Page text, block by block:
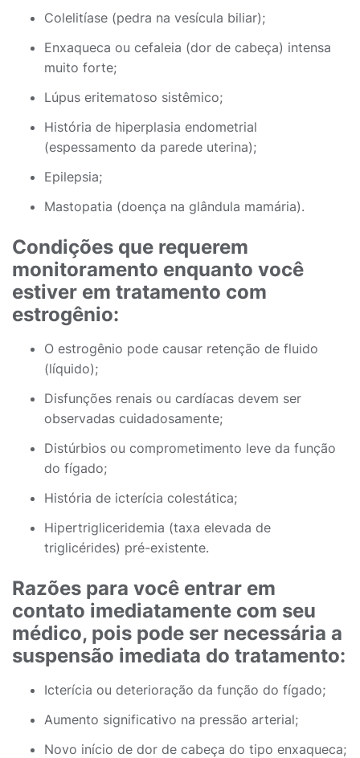
Colelitíase (pedra na vesícula biliar);
Enxaqueca ou cefaleia (dor de cabeça) intensa
muito forte;
Lúpus eritematoso sistêmico;
História de hiperplasia endometrial
(espessamento da parede uterina);
Epilepsia;
Mastopatia (doença na glândula mamária).
Condições que requerem
monitoramento enquanto você
estiver em tratamento com
estrogênio:
O estrogênio pode causar retenção de fluido
(líquido);
Disfunções renais ou cardíacas devem ser
observadas cuidadosamente;
Distúrbios ou comprometimento leve da função
do fígado;
História de icterícia colestática;
Hipertrigliceridemia (taxa elevada de
triglicérides) pré-existente.
Razões para você entrar em
contato imediatamente com seu
médico, pois pode ser necessária a
suspensão imediata do tratamento:
Icterícia ou deterioração da função do fígado;
Aumento significativo na pressão arterial;
Novo início de dor de cabeça do tipo enxaqueca;